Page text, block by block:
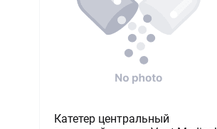
Катетер центральный